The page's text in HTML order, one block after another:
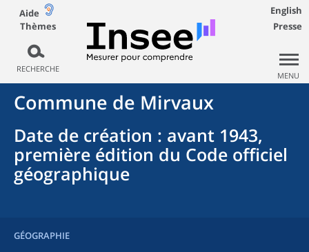
Aide
Thèmes
RECHERCHE
English
Presse
MENU
Commune de Mirvaux
Date de création : avant 1943,
première édition du Code officiel
géographique
GÉOGRAPHIE